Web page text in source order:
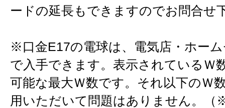
ードの延長もできますのでお問合せ
※口金E17の電球は、電気店・ホー
で入手できます。表示されているＷ
可能な最大Ｗ数です。それ以下のＷ
用いただいて問題はありません。（